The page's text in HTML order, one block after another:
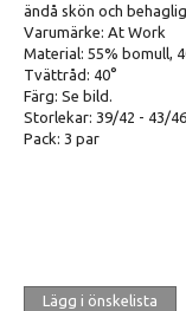
ändå skön och behaglig.
Varumärke: At Work
Material: 55% bomull,
Tvättråd: 40°
Färg: Se bild.
Storlekar: 39/42 - 43/46
Pack: 3 par
Lägg i önskelista